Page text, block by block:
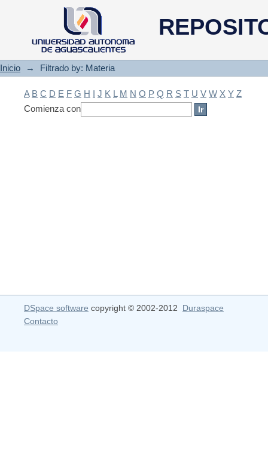
Filtrado by: Materia
Inicio → Filtrado by: Materia
A B C D E F G H I J K L M N O P Q R S T U V W X Y Z
Comienza con
DSpace software copyright © 2002-2012 Duraspace
Contacto